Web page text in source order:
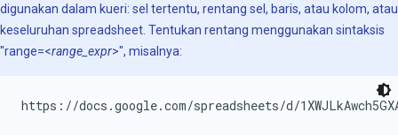
digunakan dalam kueri: sel tertentu, rentang sel, baris, atau kolom, atau
keseluruhan spreadsheet. Tentukan rentang menggunakan sintaksis
"range=<range_expr>", misalnya:
https://docs.google.com/spreadsheets/d/